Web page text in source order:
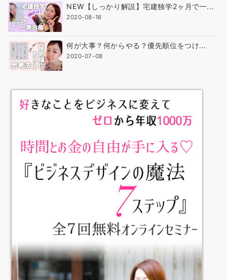
NEW【しっかり解説】宅建独学2ヶ月で一...
2020-08-16
何が大事？何からやる？優先順位をつけ...
2020-07-08